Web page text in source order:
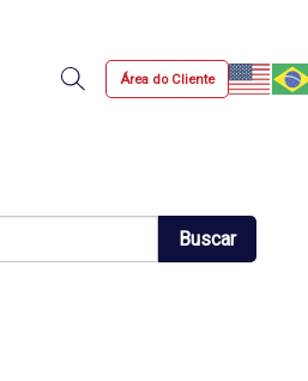
BuscaÁrea do Cliente
Buscar